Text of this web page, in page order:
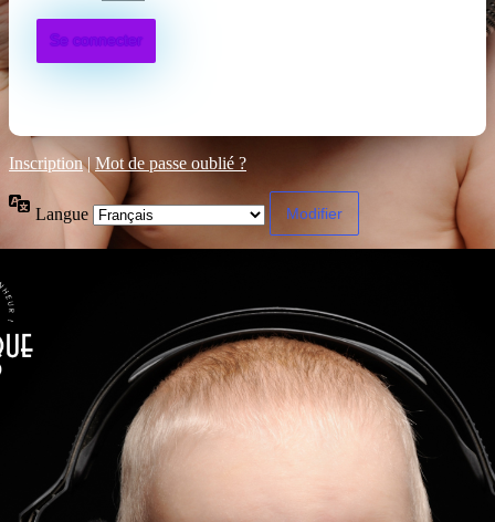
Inscription| Mot de passe oublié ?
Langue